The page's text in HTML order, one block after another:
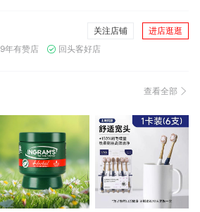
关注店铺
进店逛逛
9年有赞店 回头客好店
查看全部